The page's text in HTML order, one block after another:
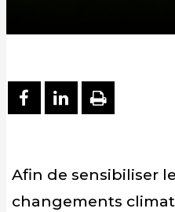
PARTAGER
Afin de sensibiliser
changements